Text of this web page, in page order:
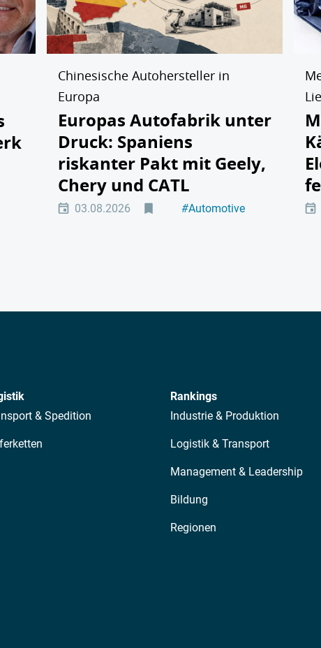
Chinesische Autohersteller in
Europa
Europas Autofabrik unter
Druck: Spaniens
riskanter Pakt mit Geely,
Chery und CATL
03.08.2026 #Automotive
& Spedition
Rankings
Industrie & Produktion
Logistik & Transport
Management & Leadership
Bildung
Regionen